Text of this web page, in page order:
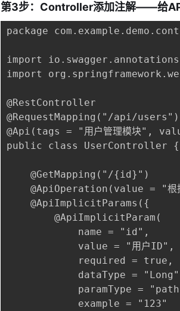
第3步：Controller添加注解——给
package
import
import
@RestController
@RequestMapping("/api/users")
@Api(tags = "用户管理模块",
public class UserController {
    @GetMapping("/{id}")
@ApiOperation(value = "根
    @
ApiImplicitParams ({
        @ApiImplicitParam(
            name = "id",
value = "用户
            required = true,
dataType =
paramType =
            example = "123"